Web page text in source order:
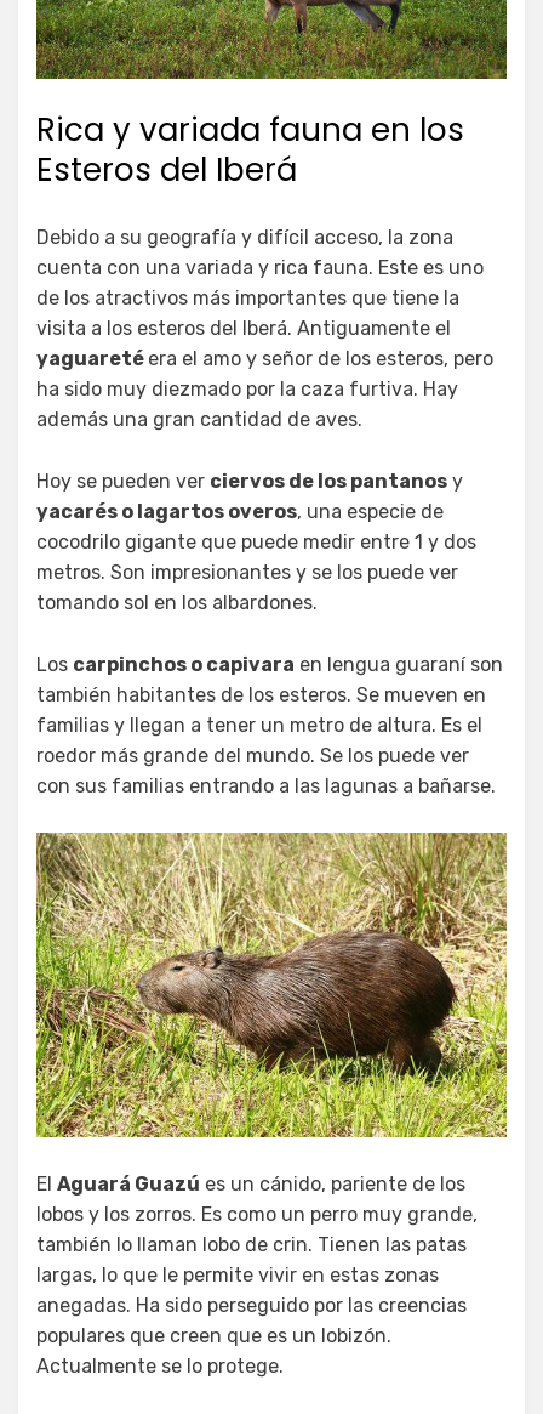
Rica y variada fauna en los
Esteros del Iberá
Debido a su geografía y difícil acceso, la zona
cuenta con una variada y rica fauna. Este es uno
de los atractivos más importantes que tiene la
visita a los esteros del Iberá. Antiguamente el
yaguareté era el amo y señor de los esteros, pero
ha sido muy diezmado por la caza furtiva. Hay
además una gran cantidad de aves.
Hoy se pueden ver ciervos de los pantanos y
yacarés o lagartos overos, una especie de
cocodrilo gigante que puede medir entre 1 y dos
metros. Son impresionantes y se los puede ver
tomando sol en los albardones.
Los carpinchos o capivara en lengua guaraní son
también habitantes de los esteros. Se mueven en
familias y llegan a tener un metro de altura. Es el
roedor más grande del mundo. Se los puede ver
con sus familias entrando a las lagunas a bañarse.
El Aguará Guazú es un cánido, pariente de los
lobos y los zorros. Es como un perro muy grande,
también lo llaman lobo de crin. Tienen las patas
largas, lo que le permite vivir en estas zonas
anegadas. Ha sido perseguido por las creencias
populares que creen que es un lobizón.
Actualmente se lo protege.